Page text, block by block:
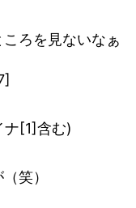
ろを見ないなぁ
[1]含む)
笑）